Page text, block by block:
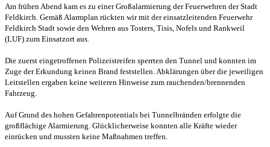
Am frühen Abend kam es zu einer Großalarmierung der Feuerwehren der Stadt
Feldkirch. Gemäß Alarmplan rückten wir mit der einsatzleitenden Feuerwehr
Feldkirch Stadt sowie den Wehren aus Tosters, Tisis, Nofels und Rankweil
(LUF) zum Einsatzort aus.
Die zuerst eingetroffenen Polizeistreifen sperrten den Tunnel und konnten im
Zuge der Erkundung keinen Brand feststellen. Abklärungen über die jeweiligen
Leitstellen ergaben keine weiteren Hinweise zum rauchenden/brennenden
Fahrzeug.
Auf Grund des hohen Gefahrenpotentials bei Tunnelbränden erfolgte die
großflächige Alarmierung. Glücklicherweise konnten alle Kräfte wieder
einrücken und mussten keine Maßnahmen treffen.